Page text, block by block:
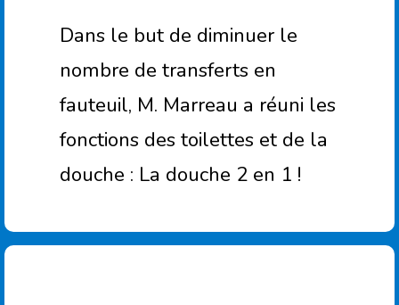
Dans le but de diminuer le
nombre de transferts en
fauteuil, M. Marreau a réuni les
fonctions des toilettes et de la
douche : La douche 2 en 1 !